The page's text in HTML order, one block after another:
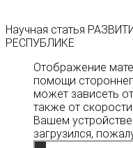
Научная статья
РЕСПУБЛИКЕ
Отображение
помощи
может зависеть
также от
Вашем
загрузился,